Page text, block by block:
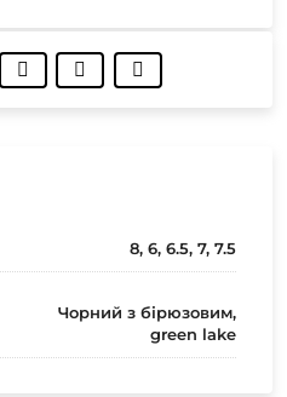
8, 6, 6.5, 7, 7.5
Чорний з бірюзовим,
green lake